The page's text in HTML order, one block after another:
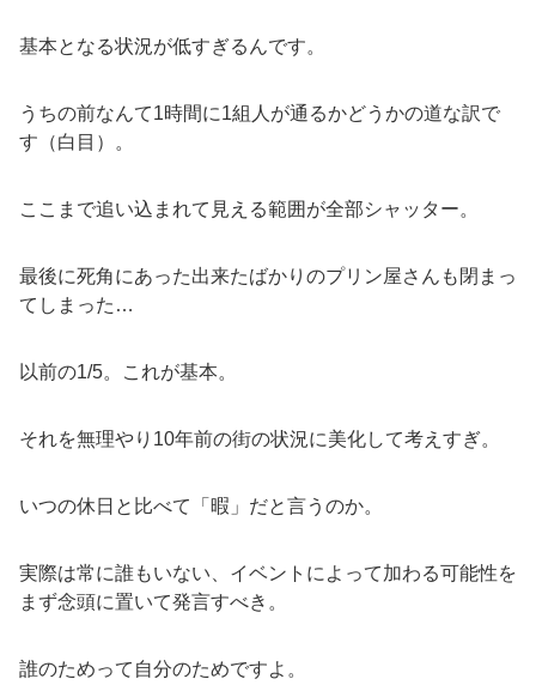
基本となる状況が低すぎるんです。
うちの前なんて1時間に1組人が通るかどうかの道な訳で
す（白目）。
ここまで追い込まれて見える範囲が全部シャッター。
最後に死角にあった出来たばかりのプリン屋さんも閉まっ
てしまった…
以前の1/5。これが基本。
それを無理やり10年前の街の状況に美化して考えすぎ。
いつの休日と比べて「暇」だと言うのか。
実際は常に誰もいない、イベントによって加わる可能性を
まず念頭に置いて発言すべき。
誰のためって自分のためですよ。